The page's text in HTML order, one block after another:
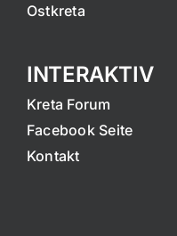
Ostkreta
INTERAKTIV
Kreta Forum
Facebook Seite
Kontakt